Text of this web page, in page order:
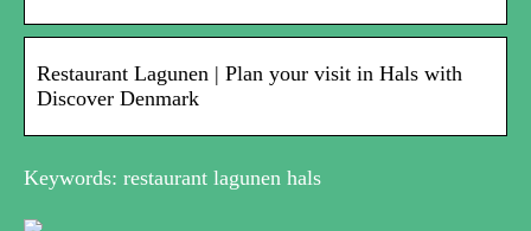
Restaurant Lagunen | Plan your visit in Hals with
Discover Denmark
Keywords: restaurant lagunen hals